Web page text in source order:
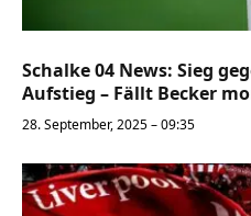
Schalke 04 News: Sieg
Aufstieg – Fällt Becker
28. September, 2025 – 09:35